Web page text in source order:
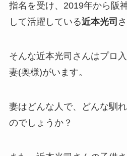
指名を受け、2019年から阪
して活躍している近本光司
そんな近本光司さんはプロ
妻(奥様)がいます。
妻はどんな人で、どんな馴
のでしょうか？